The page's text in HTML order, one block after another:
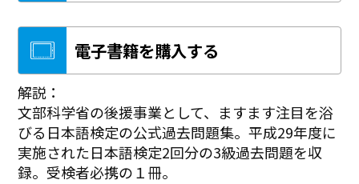
電子書籍を購入する
解説：
文部科学省の後援事業として、ますます注目を浴
びる日本語検定の公式過去問題集。平成29年度に
実施された日本語検定2回分の3級過去問題を収
録。受検者必携の１冊。